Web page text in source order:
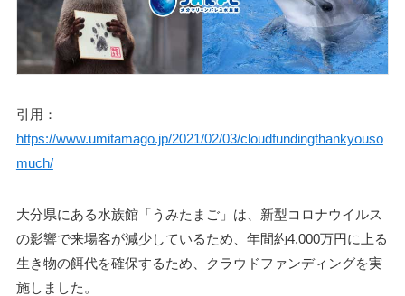
引用：
https://www.umitamago.jp/2021/02/03/cloudfundingthankyouso
much/
大分県にある水族館「うみたまご」は、新型コロナウイルス
の影響で来場客が減少しているため、年間約4,000万円に上る
生き物の餌代を確保するため、クラウドファンディングを実
施しました。